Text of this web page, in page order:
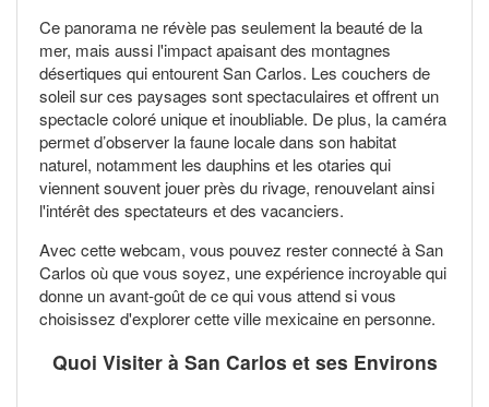
Ce panorama ne révèle pas seulement la beauté de la
mer, mais aussi l'impact apaisant des montagnes
désertiques qui entourent San Carlos. Les couchers de
soleil sur ces paysages sont spectaculaires et offrent un
spectacle coloré unique et inoubliable. De plus, la caméra
permet d’observer la faune locale dans son habitat
naturel, notamment les dauphins et les otaries qui
viennent souvent jouer près du rivage, renouvelant ainsi
l'intérêt des spectateurs et des vacanciers.
Avec cette webcam, vous pouvez rester connecté à San
Carlos où que vous soyez, une expérience incroyable qui
donne un avant-goût de ce qui vous attend si vous
choisissez d'explorer cette ville mexicaine en personne.
Quoi Visiter à San Carlos et ses Environs